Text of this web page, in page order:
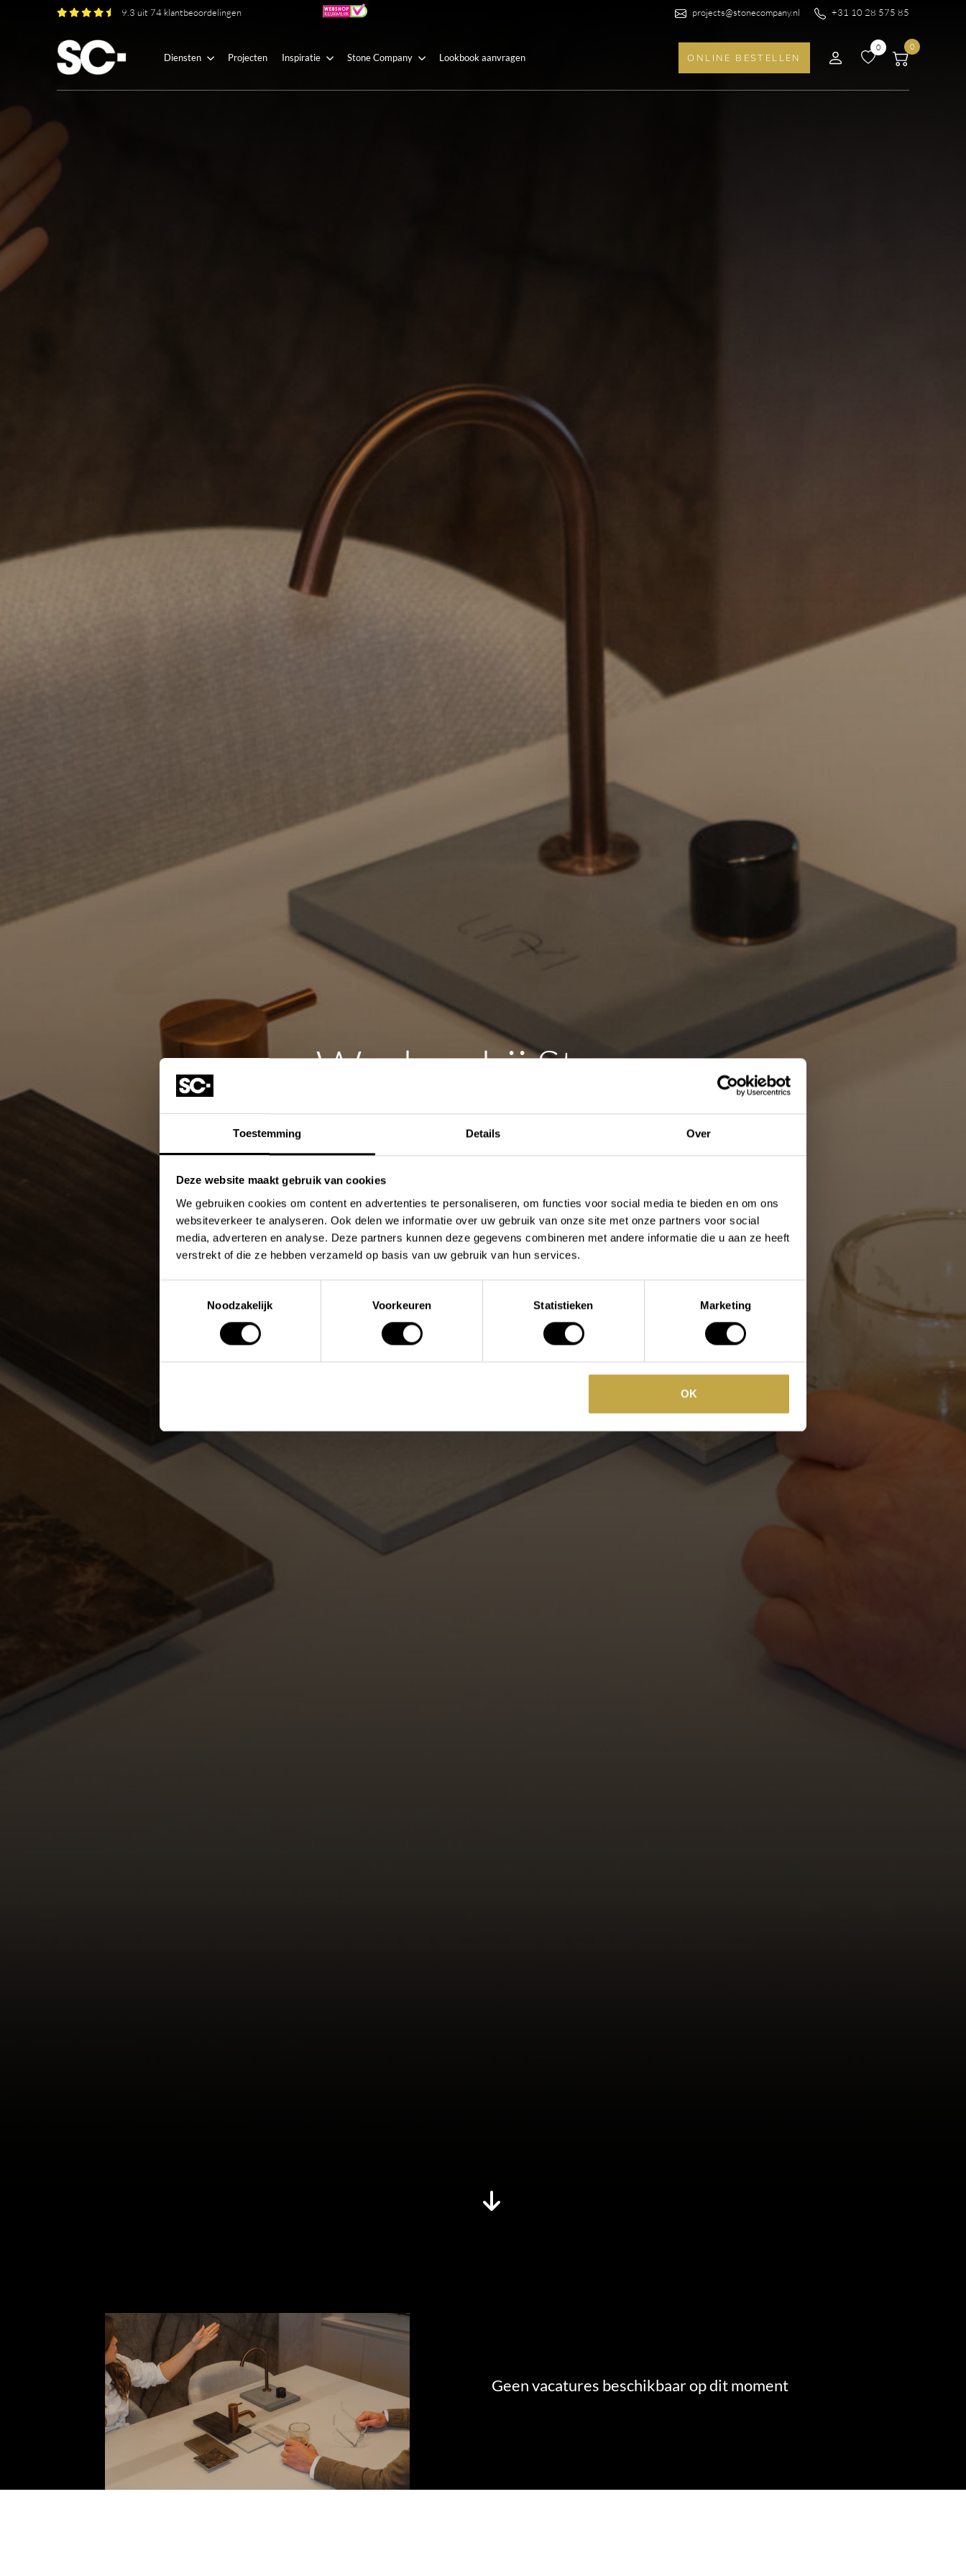
Toestemming Details Over
Deze website maakt gebruik van cookies
We gebruiken cookies om content en advertenties te personaliseren, om functies voor social media te bieden en om ons
websiteverkeer te analyseren. Ook delen we informatie over uw gebruik van onze site met onze partners voor social
media, adverteren en analyse. Deze partners kunnen deze gegevens combineren met andere informatie die u aan ze heeft
verstrekt of die ze hebben verzameld op basis van uw gebruik van hun services.
Noodzakelijk
Voorkeuren Statistieken Marketing
OK
9.3 uit 74 klantbeoordelingen projects@stonecompany.nl +31 10 28 575 85
Diensten Projecten Inspiratie Stone Company Lookbook aanvragen ONLINE BESTELLEN
0 0
Werken bij Stone
Company
Wil jij deel uitmaken van ons team? Bekijk welke functies wij op dit
Geen vacatures beschikbaar op dit moment